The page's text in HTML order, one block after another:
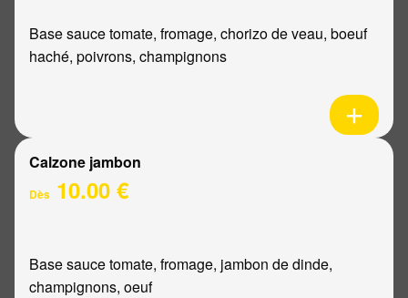
Base sauce tomate, fromage, chorizo de veau, boeuf
haché, poivrons, champignons
Calzone jambon
Dès 10.00 €
Base sauce tomate, fromage, jambon de dinde,
champignons, oeuf